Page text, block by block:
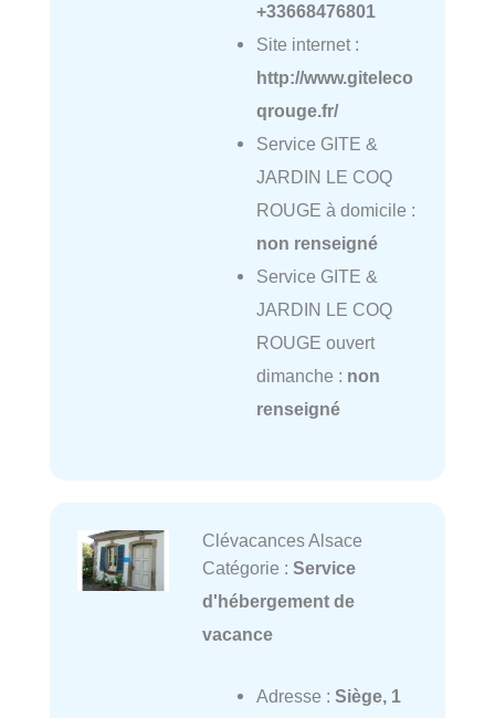
+33668476801
Site internet :
http://www.giteleco
qrouge.fr/
Service GITE &
JARDIN LE COQ
ROUGE à domicile :
non renseigné
Service GITE &
JARDIN LE COQ
ROUGE ouvert
dimanche : non
renseigné
Clévacances Alsace
Catégorie : Service
d'hébergement de
vacance
Adresse : Siège, 1